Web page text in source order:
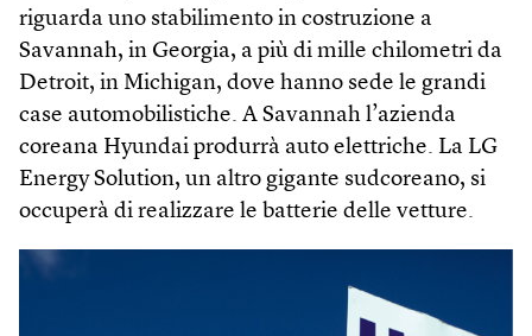
riguarda uno stabilimento in costruzione a
Savannah, in Georgia, a più di mille chilometri da
Detroit, in Michigan, dove hanno sede le grandi
case automobilistiche. A Savannah l’azienda
coreana Hyundai produrrà auto elettriche. La LG
Energy Solution, un altro gigante sudcoreano, si
occuperà di realizzare le batterie delle vetture.